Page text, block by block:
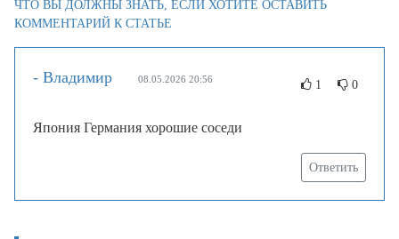
ЧТО ВЫ ДОЛЖНЫ ЗНАТЬ, ЕСЛИ ХОТИТЕ ОСТАВИТЬ
КОММЕНТАРИЙ К СТАТЬЕ
- Владимир 08.05.2026 20:56 1 0
Япония Германия хорошие соседи
Ответить